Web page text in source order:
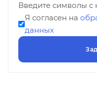
Введите символы с
Я согласен на
данных